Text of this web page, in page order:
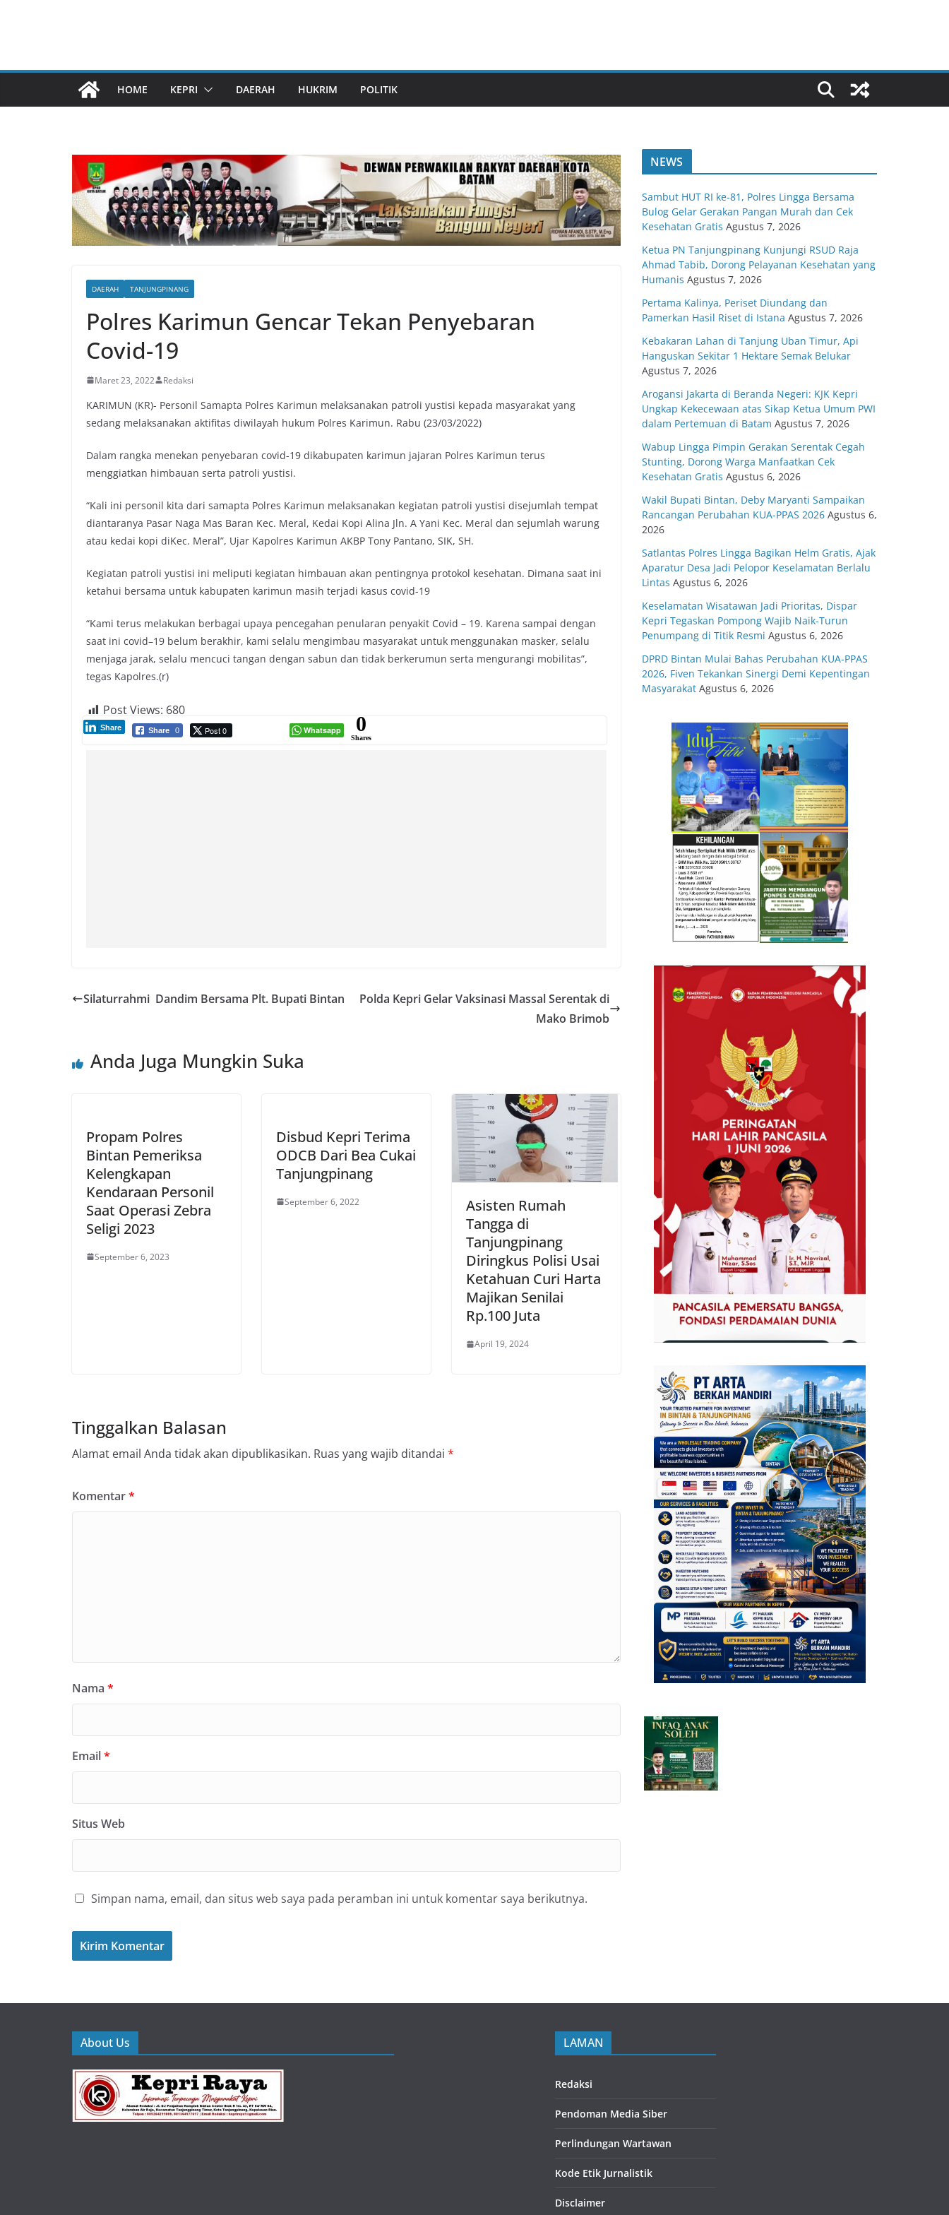
HOME KEPRI DAERAH HUKRIM POLITIK
DAERAH TANJUNGPINANG
Polres Karimun Gencar Tekan Penyebaran
Covid-19
Maret 23, 2022 Redaksi
KARIMUN (KR)- Personil Samapta Polres Karimun melaksanakan patroli yustisi kepada masyarakat yang
sedang melaksanakan aktifitas diwilayah hukum Polres Karimun. Rabu (23/03/2022)
Dalam rangka menekan penyebaran covid-19 dikabupaten karimun jajaran Polres Karimun terus
menggiatkan himbauan serta patroli yustisi.
“Kali ini personil kita dari samapta Polres Karimun melaksanakan kegiatan patroli yustisi disejumlah tempat
diantaranya Pasar Naga Mas Baran Kec. Meral, Kedai Kopi Alina Jln. A Yani Kec. Meral dan sejumlah warung
atau kedai kopi diKec. Meral”, Ujar Kapolres Karimun AKBP Tony Pantano, SIK, SH.
Kegiatan patroli yustisi ini meliputi kegiatan himbauan akan pentingnya protokol kesehatan. Dimana saat ini
ketahui bersama untuk kabupaten karimun masih terjadi kasus covid-19
“Kami terus melakukan berbagai upaya pencegahan penularan penyakit Covid – 19. Karena sampai dengan
saat ini covid–19 belum berakhir, kami selalu mengimbau masyarakat untuk menggunakan masker, selalu
menjaga jarak, selalu mencuci tangan dengan sabun dan tidak berkerumun serta mengurangi mobilitas”,
tegas Kapolres.(r)
Post Views: 680
Share 0 Post 0
Share Whatsapp 0
Shares
Silaturrahmi Dandim Bersama Plt. Bupati Bintan
Polda Kepri Gelar Vaksinasi Massal Serentak di
Mako Brimob
Anda Juga Mungkin Suka
Propam Polres
Bintan Pemeriksa
Kelengkapan
Kendaraan Personil
Saat Operasi Zebra
Seligi 2023
September 6, 2023
Disbud Kepri Terima
ODCB Dari Bea Cukai
Tanjungpinang
September 6, 2022
Asisten Rumah
Tangga di
Tanjungpinang
Diringkus Polisi Usai
Ketahuan Curi Harta
Majikan Senilai
Rp.100 Juta
April 19, 2024
Tinggalkan Balasan
Alamat email Anda tidak akan dipublikasikan. Ruas yang wajib ditandai *
Komentar*
Nama *
Email*
Situs Web
Simpan nama, email, dan situs web saya pada peramban ini untuk komentar saya berikutnya.
NEWS
Sambut HUT RI ke-81, Polres Lingga Bersama
Bulog Gelar Gerakan Pangan Murah dan Cek
Kesehatan Gratis Agustus 7, 2026
Ketua PN Tanjungpinang Kunjungi RSUD Raja
Ahmad Tabib, Dorong Pelayanan Kesehatan yang
Humanis Agustus 7, 2026
Pertama Kalinya, Periset Diundang dan
Pamerkan Hasil Riset di Istana Agustus 7, 2026
Kebakaran Lahan di Tanjung Uban Timur, Api
Hanguskan Sekitar 1 Hektare Semak Belukar
Agustus 7, 2026
Arogansi Jakarta di Beranda Negeri: KJK Kepri
Ungkap Kekecewaan atas Sikap Ketua Umum PWI
dalam Pertemuan di Batam Agustus 7, 2026
Wabup Lingga Pimpin Gerakan Serentak Cegah
Stunting, Dorong Warga Manfaatkan Cek
Kesehatan Gratis Agustus 6, 2026
Wakil Bupati Bintan, Deby Maryanti Sampaikan
Rancangan Perubahan KUA-PPAS 2026 Agustus 6,
2026
Satlantas Polres Lingga Bagikan Helm Gratis, Ajak
Aparatur Desa Jadi Pelopor Keselamatan Berlalu
Lintas Agustus 6, 2026
Keselamatan Wisatawan Jadi Prioritas, Dispar
Kepri Tegaskan Pompong Wajib Naik-Turun
Penumpang di Titik Resmi Agustus 6, 2026
DPRD Bintan Mulai Bahas Perubahan KUA-PPAS
2026, Fiven Tekankan Sinergi Demi Kepentingan
Masyarakat Agustus 6, 2026
About Us LAMAN
Redaksi
Pendoman Media Siber
Perlindungan Wartawan
Kode Etik Jurnalistik
Disclaimer